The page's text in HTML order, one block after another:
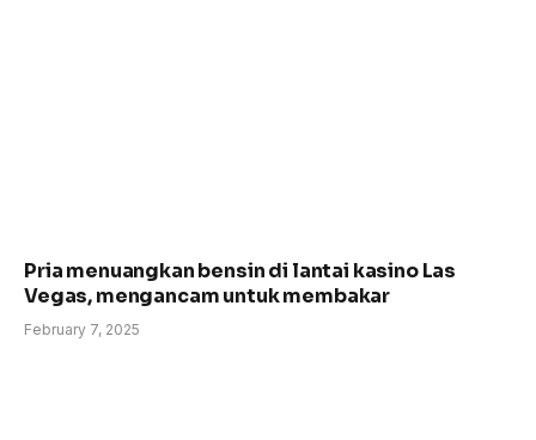
Pria menuangkan bensin di lantai kasino Las
Vegas, mengancam untuk membakar
February 7, 2025